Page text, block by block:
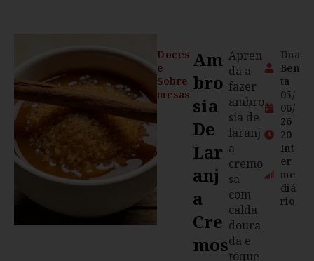
Doces
e
Sobre
mesas
Am
Bro
Sia
De
Lar
Anj
A
Cre
Mos
Apren
da a
fazer
ambro
sia de
laranj
a
cremo
sa
com
calda
doura
da e
toque
Dna
Ben
ta
05/
06/
26
20
Int
er
me
diá
rio